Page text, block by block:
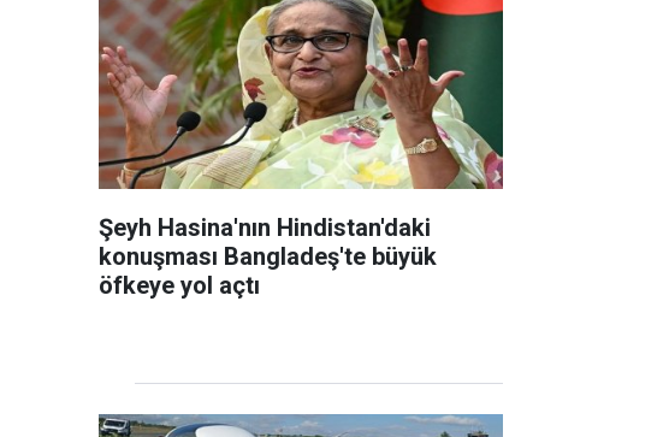
Şeyh Hasina'nın Hindistan'daki
konuşması Bangladeş'te büyük
öfkeye yol açtı